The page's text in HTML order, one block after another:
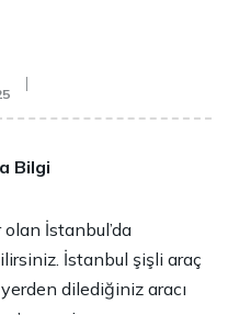
Bilgi
İstanbul’da
İstanbul şişli araç
dilediğiniz aracı